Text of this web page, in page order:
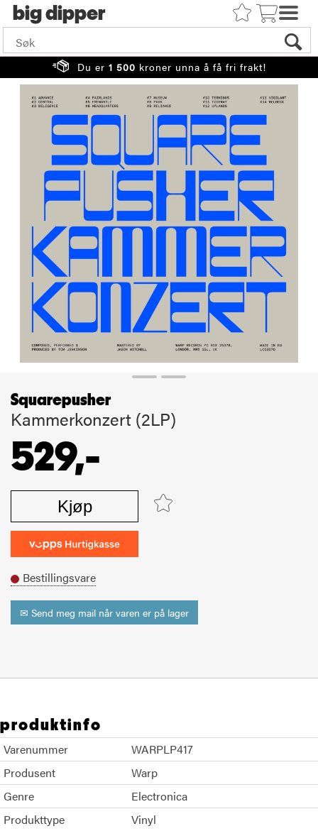
big
Du er 1 500 kroner unna å få fri frakt!
Squarepusher
Kammerkonzert (2LP)
529,-
Kjøp
Bestillingsvare
✉ Send meg mail når varen er på lager
produktinfo
Varenummer
WARPLP417
Produsent
Warp
Genre
Electronica
Produkttype
Vinyl